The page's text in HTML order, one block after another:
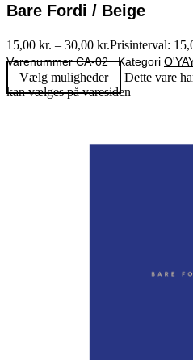
Bare Fordi / Beige
15,00 kr. – 30,00 kr.Prisinterval:
VarenummerCA-02 Kategori
Vælg muligheder
Dette vare
kan vælges på varesiden